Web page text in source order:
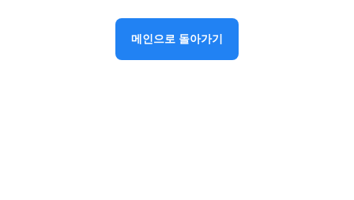
메인으로 돌아가기